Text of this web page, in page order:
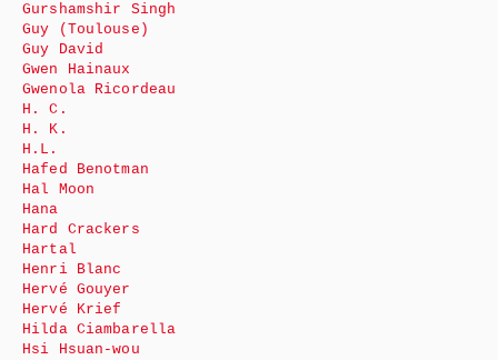
Gurshamshir Singh
Guy (Toulouse)
Guy David
Gwen Hainaux
Gwenola Ricordeau
H. C.
H. K.
H.L.
Hafed Benotman
Hal Moon
Hana
Hard Crackers
Hartal
Henri Blanc
Hervé Gouyer
Hervé Krief
Hilda Ciambarella
Hsi Hsuan-wou